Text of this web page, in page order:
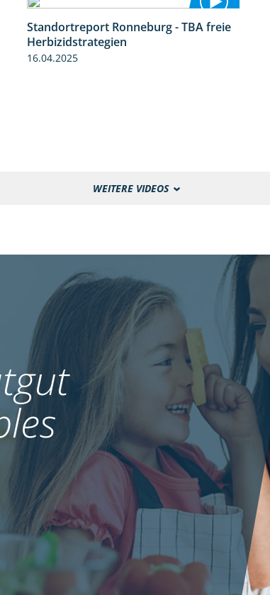
4:17
Standortreport Ronneburg - TBA freie
Herbizidstrategien
16.04.2025
WEITERE VIDEOS